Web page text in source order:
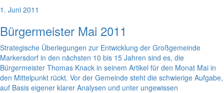
1. Juni 2011
Bürgermeister Mai 2011
Strategische Überlegungen zur Entwicklung der Großgemeinde
Markersdorf in den nächsten 10 bis 15 Jahren sind es, die
Bürgermeister Thomas Knack in seinem Artikel für den Monat Mai in
den Mittelpunkt rückt. Vor der Gemeinde steht die schwierige Aufgabe,
auf Basis eigener klarer Analysen und unter ungewissen